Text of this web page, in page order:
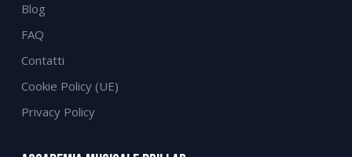
Blog
FAQ
Contatti
Cookie Policy (UE)
Privacy Policy